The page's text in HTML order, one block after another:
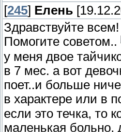
[245] Елень
Здравствуйте всем!
Помогите советом..
у меня двое
в 7 мес. а вот
поет..и больше
в характере или в
если это течка, то
маленькая больно,